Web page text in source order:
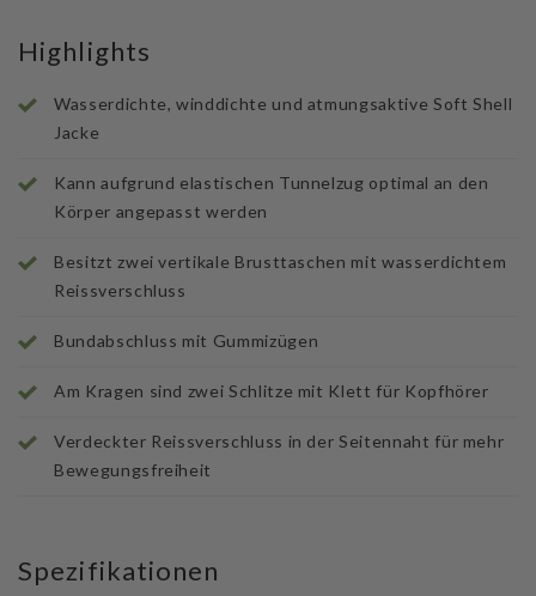
Highlights
Wasserdichte, winddichte und atmungsaktive Soft Shell
Jacke
Kann aufgrund elastischen Tunnelzug optimal an den
Körper angepasst werden
Besitzt zwei vertikale Brusttaschen mit wasserdichtem
Reissverschluss
Bundabschluss mit Gummizügen
Am Kragen sind zwei Schlitze mit Klett für Kopfhörer
Verdeckter Reissverschluss in der Seitennaht für mehr
Bewegungsfreiheit
Spezifikationen